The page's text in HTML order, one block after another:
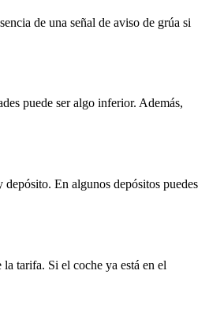
de una señal de aviso de grúa si
puede ser algo inferior. Además,
En algunos depósitos puedes
tarifa. Si el coche ya está en el